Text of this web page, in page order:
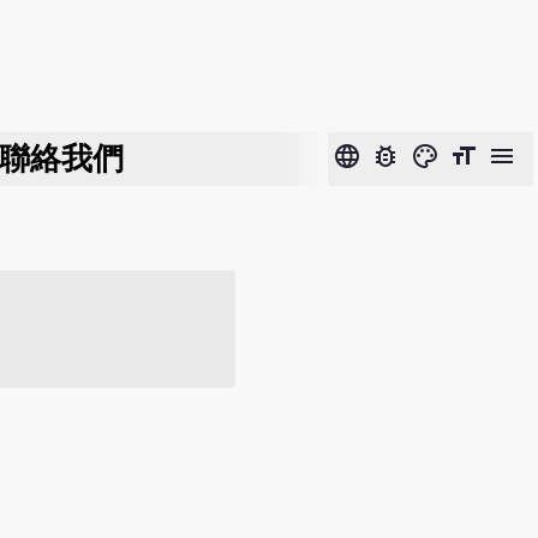
絡我們 language bug_report color_lens format_size menu